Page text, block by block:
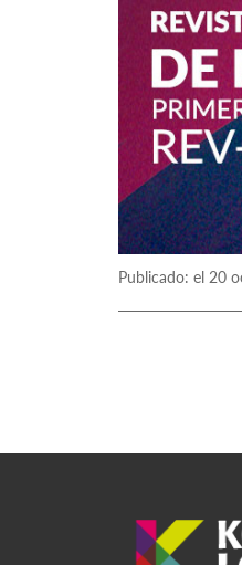
Publicado: el 20